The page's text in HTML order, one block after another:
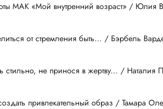
МАК «Мой внутренний возраст» /
от стремления быть... / Бэрбель
стильно, не принося в жертву... / Наталия
привлекательный образ / Тамара